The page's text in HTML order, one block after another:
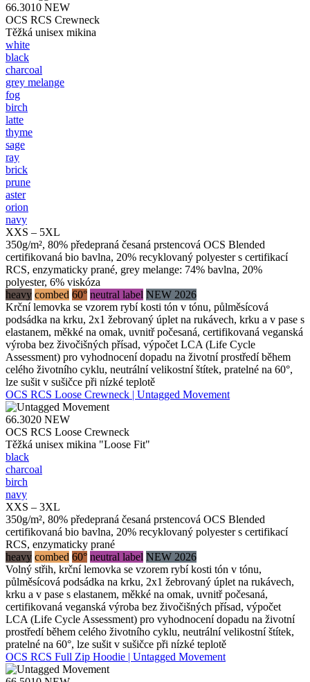
66.3010 NEW
OCS RCS Crewneck
Těžká unisex mikina
white
black
charcoal
grey melange
fog
birch
latte
thyme
sage
ray
brick
prune
aster
orion
navy
XXS – 5XL
350g/m², 80% předepraná česaná prstencová OCS Blended
certifikovaná bio bavlna, 20% recyklovaný polyester s certifikací
RCS, enzymaticky prané, grey melange: 74% bavlna, 20%
polyester, 6% viskóza
heavy combed 60° neutral label NEW 2026
Krční lemovka se vzorem rybí kosti tón v tónu, půlměsícová
podsádka na krku, 2x1 žebrovaný úplet na rukávech, krku a v pase s
elastanem, měkké na omak, uvnitř počesaná, certifikovaná veganská
výroba bez živočišných přísad, výpočet LCA (Life Cycle
Assessment) pro vyhodnocení dopadu na životní prostředí během
celého životního cyklu, neutrální velikostní štítek, pratelné na 60°,
lze sušit v sušičce při nízké teplotě
OCS RCS Loose Crewneck | Untagged Movement
66.3020 NEW
OCS RCS Loose Crewneck
Těžká unisex mikina "Loose Fit"
black
charcoal
birch
navy
XXS – 3XL
350g/m², 80% předepraná česaná prstencová OCS Blended
certifikovaná bio bavlna, 20% recyklovaný polyester s certifikací
RCS, enzymaticky prané
heavy combed 60° neutral label NEW 2026
Volný střih, krční lemovka se vzorem rybí kosti tón v tónu,
půlměsícová podsádka na krku, 2x1 žebrovaný úplet na rukávech,
krku a v pase s elastanem, měkké na omak, uvnitř počesaná,
certifikovaná veganská výroba bez živočišných přísad, výpočet
LCA (Life Cycle Assessment) pro vyhodnocení dopadu na životní
prostředí během celého životního cyklu, neutrální velikostní štítek,
pratelné na 60°, lze sušit v sušičce při nízké teplotě
OCS RCS Full Zip Hoodie | Untagged Movement